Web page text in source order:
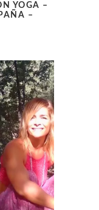
YOGA –
–